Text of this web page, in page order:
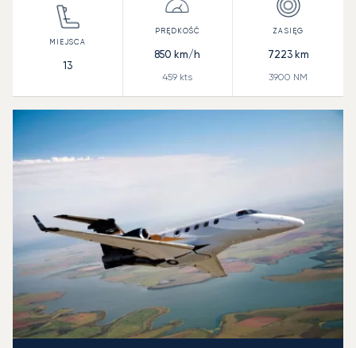
13
850 km/h
459 kts
7223km
3900 NM